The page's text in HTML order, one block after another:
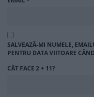
SALVEAZĂ-MI NUMELE,
PENTRU DATA VIITOARE
CÂT FACE 2 + 11?